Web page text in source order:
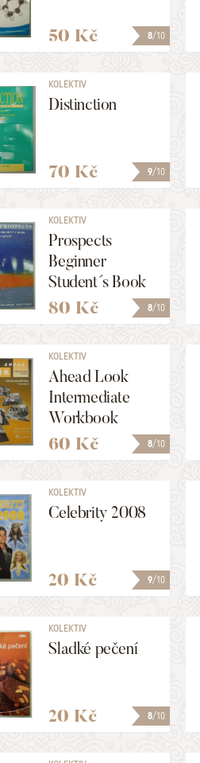
8/10
50 Kč
9/10
KOLEKTIV
Distinction
70 Kč
8/10
KOLEKTIV
Prospects
Beginner
Student´s Book
80 Kč
8/10
KOLEKTIV
Ahead Look
Intermediate
Workbook
60 Kč
9/10
KOLEKTIV
Celebrity 2008
20 Kč
8/10
KOLEKTIV
Sladké pečení
20 Kč